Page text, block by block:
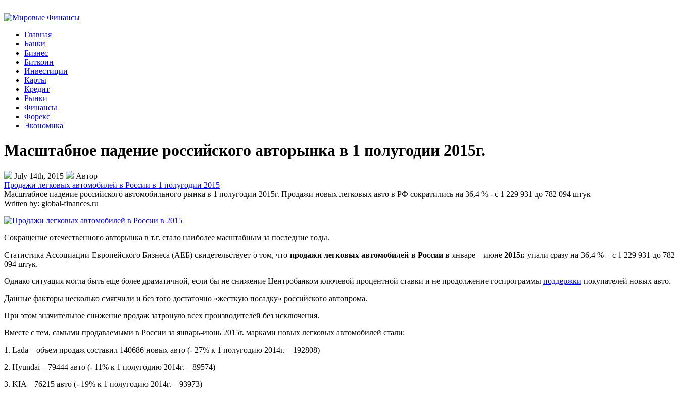
Главная
Банки
Бизнес
Биткоин
Инвестиции
Карты
Кредит
Рынки
Финансы
Форекс
Экономика
Масштабное падение российского авторынка в 1 полугодии 2015г.
July 14th, 2015
Автор
Продажи легковых автомобилей в России в 1 полугодии 2015
Масштабное падение российского автомобильного рынка в 1 полугодии 2015г. Продажи новых легковых авто в РФ сократились на 36,4 % - с 1 229 931 до 782 094 штук
Written by: global-finances.ru
Сокращение отечественного авторынка в т.г. стало наиболее масштабным за последние годы.
Статистика Ассоциации Европейского Бизнеса (АЕБ) свидетельствует о том, что продажи легковых автомобилей в России в январе – июне2015г. упали сразу на 36,4 % – с 1 229 931 до 782
094 штук.
Однако ситуация могла быть еще более драматичной, если бы не снижение Центробанком ключевой процентной ставки и не продолжение госпрограммы поддержки покупателей новых авто.
Данные факторы несколько смягчили и без того достаточно «жесткую посадку» российского автопрома.
При этом значительное снижение продаж затронуло всех производителей без исключения.
Вместе с тем, самыми продаваемыми в России за январь-июнь 2015г. марками новых легковых автомобилей стали:
1. Lada – объем продаж составил 140686 новых авто (- 27% к 1 полугодию 2014г. – 192808)
2. Hyundai – 79444 авто (- 11% к 1 полугодию 2014г. – 89574)
3. KIA – 76215 авто (- 19% к 1 полугодию 2014г. – 93973)